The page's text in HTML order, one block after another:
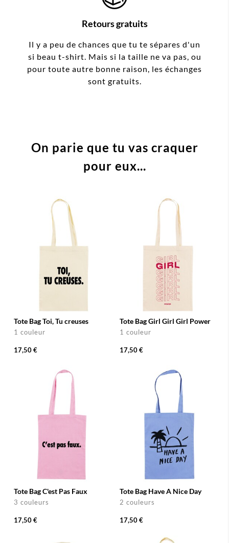
Retours gratuits
Il y a peu de chances que tu te sépares d'un
si beau t-shirt. Mais si la taille ne va pas, ou
pour toute autre bonne raison, les échanges
sont gratuits.
On parie que tu vas craquer
pour eux...
Tote Bag Toi, Tu creuses
1 couleur
17,50 €
Tote Bag Girl Girl Girl Power
1 couleur
17,50 €
Tote Bag C'est Pas Faux
3 couleurs
17,50 €
Tote Bag Have A Nice Day
2 couleurs
17,50 €